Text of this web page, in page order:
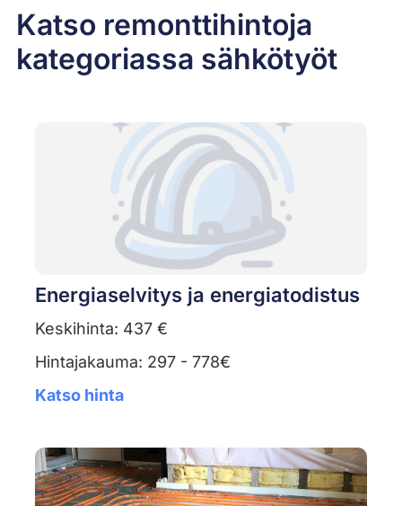
Katso remonttihintoja
kategoriassa sähkötyöt
Energiaselvitys ja energiatodistus
Keskihinta: 437 €
Hintajakauma: 297 - 778€
Katso hinta